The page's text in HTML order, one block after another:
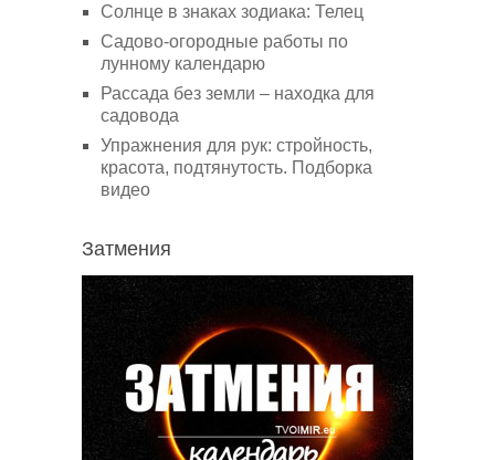
Солнце в знаках зодиака: Телец
Садово-огородные работы по
лунному календарю
Рассада без земли – находка для
садовода
Упражнения для рук: стройность,
красота, подтянутость. Подборка
видео
Затмения